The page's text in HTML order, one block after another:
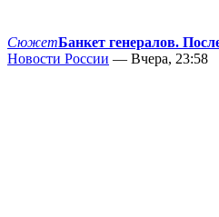
СюжетБанкет генералов.
Новости России — Вчера, 23:58